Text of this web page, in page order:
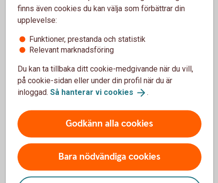
Upp till 20 % på Elite Hotels of
Sweden
finns även cookies du kan välja som förbättrar din
upplevelse:
Funktioner, prestanda och statistik
Relevant marknadsföring
Du kan ta tillbaka ditt cookie-medgivande när du vill,
på cookie-sidan eller under din profil när du är
inloggad. Så hanterar vi cookies .
Godkänn alla cookies
Bara nödvändiga cookies